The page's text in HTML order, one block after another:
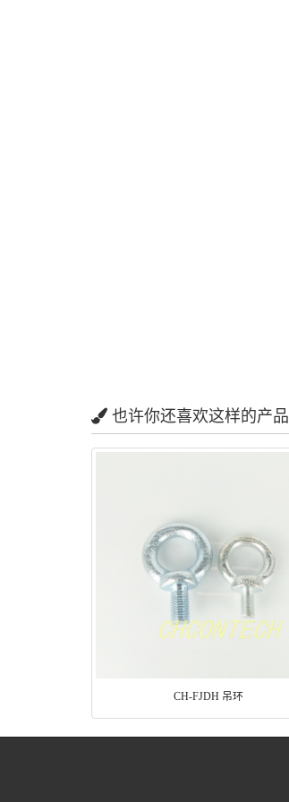
也许你还喜欢这样的产品
CH-FJDH 吊环